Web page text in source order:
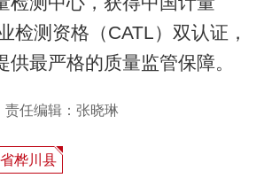
检测资格（CATL）双认证，
供最严格的质量监管保障。
责任编辑：张晓琳
桦川县